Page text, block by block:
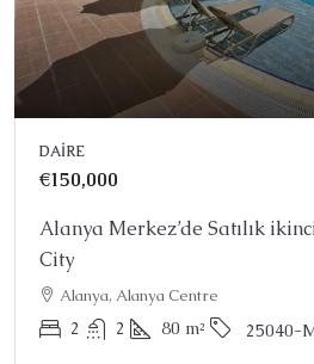
DAIRE
€150,000
Alanya Merkez’de Satılık
City
Alanya, Alanya Centre
2 2 80 m² 25040-